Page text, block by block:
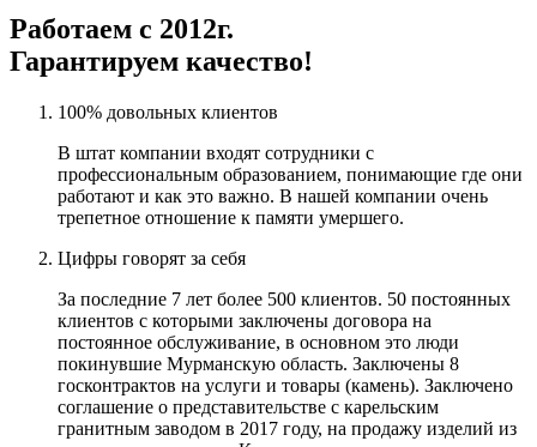
Работаем с 2012г.
Гарантируем качество!
100% довольных клиентов
В штат компании входят сотрудники с
профессиональным образованием, понимающие где они
работают и как это важно. В нашей компании очень
трепетное отношение к памяти умершего.
Цифры говорят за себя
За последние 7 лет более 500 клиентов. 50 постоянных
клиентов с которыми заключены договора на
постоянное обслуживание, в основном это люди
покинувшие Мурманскую область. Заключены 8
госконтрактов на услуги и товары (камень). Заключено
соглашение о представительстве с карельским
гранитным заводом в 2017 году, на продажу изделий из